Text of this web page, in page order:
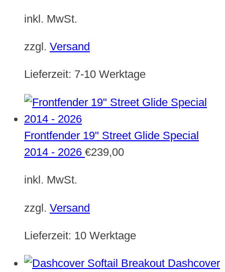
inkl. MwSt.
zzgl. Versand
Lieferzeit: 7-10 Werktage
Frontfender 19" Street Glide Special
2014 - 2026 €239,00
inkl. MwSt.
zzgl. Versand
Lieferzeit: 10 Werktage
Dashcover